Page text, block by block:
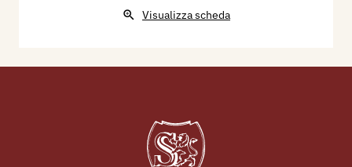
Visualizza scheda